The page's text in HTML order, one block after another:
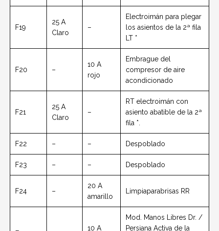
F19
25 A
Claro
–
Electroimán para plegar
los asientos de la 2ª fila
LT *
F20 –
10 A
rojo
Embrague del
compresor de aire
acondicionado
F21
25 A
Claro
–
RT electroimán con
asiento abatible de la 2ª
fila *.
F22 – – Despoblado
F23 – – Despoblado
F24 –
20 A
amarillo
Limpiaparabrisas RR
10 A
Mod. Manos Libres Dr. /
Persiana Activa de la